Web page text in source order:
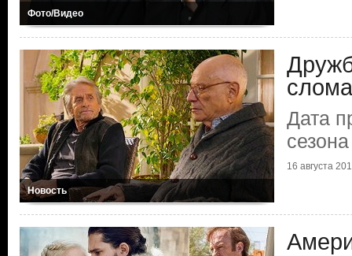
Фото/Видео
Новость
Дата
16 августа